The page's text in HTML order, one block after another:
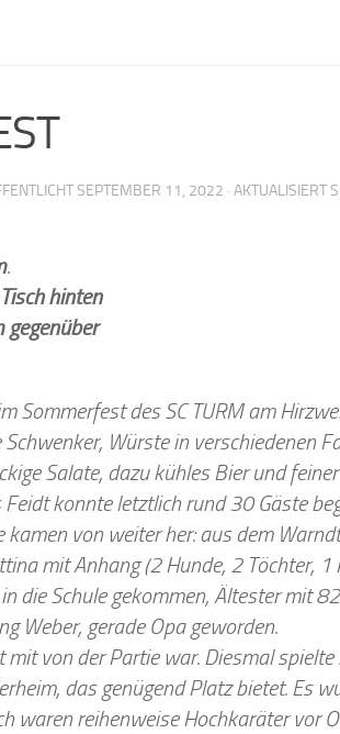
SEPTEMBER 11, 2022 · AKTUALISIERT
.
hinten
gegenüber
Sommerfest des SC TURM am
Würste in verschiedenen
Salate, dazu kühles Bier und
konnte letztlich rund 30 Gäste
kamen von weiter her: aus dem
mit Anhang (2 Hunde, 2 Töchter, 1
die Schule gekommen, Ältester mit
Weber, gerade Opa geworden.
mit von der Partie war. Diesmal
das genügend Platz bietet. Es
waren reihenweise Hochkaräter vor